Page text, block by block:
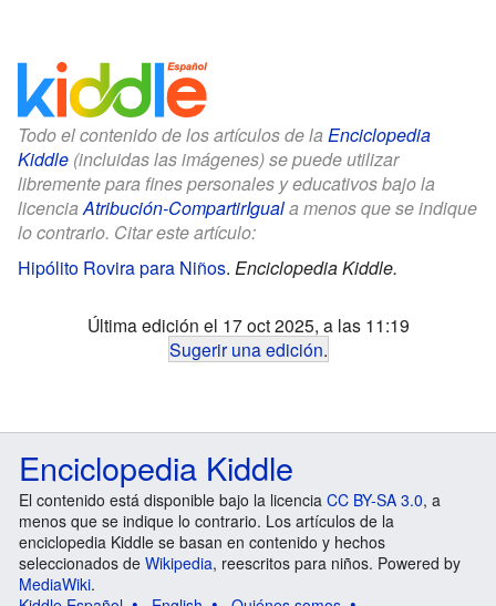
Todo el contenido de los artículos de la Enciclopedia
Kiddle (incluidas las imágenes) se puede utilizar
libremente para fines personales y educativos bajo la
licenciaAtribución-CompartirIguala menos que se indique
lo contrario. Citar este artículo:
Hipólito Rovira para Niños. Enciclopedia Kiddle.
Última edición el 17 oct 2025, a las 11:19
Sugerir una edición.
Enciclopedia Kiddle
El contenido está disponible bajo la licencia CC BY-SA 3.0, a
menos que se indique lo contrario. Los artículos de la
enciclopedia Kiddle se basan en contenido y hechos
seleccionados de Wikipedia, reescritos para niños. Powered by
MediaWiki.